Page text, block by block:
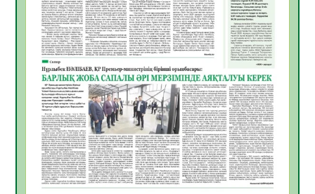
06.08.2026
39
Open Air: Қызылорда облысы полиция
департаменті 20 мыңнан астам
көрерменнің қауіпсіздігін қамтамасыз етті
06.08.2026
51
ҚЫЗЫЛОРДАДА «САНАЛЫ ҰРПАҚ –
ЖАРҚЫН БОЛАШАҚ» АТТЫ КЕҢЕЙТІЛГЕН
МӘЖІЛІС ӨТТІ
05.08.2026
52
Қазақстан Орталық Азиядағы көшуге ең